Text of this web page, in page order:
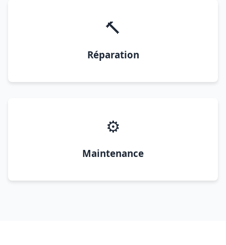
🔨
Réparation
⚙️
Maintenance